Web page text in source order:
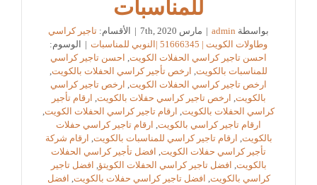
للمناسبات
بواسطة admin
| مارس 7th, 2020 | الأقسام: تاجير كراسي
وطاولات الكويت | 51666345 |النوبي للمناسبات
|
الوسوم:
احسن تاجير كراسي الحفلات الكويت
احسن تاجير كراسي
للمناسبات بالكويت
ارخص تأجير كراسي الحفلات بالكويت
ارخص تاجير كراسي الحفلات الكويت
ارخص تاجير كراسي
بالكويت
ارخص تاجير كراسي حفلات بالكويت
ارقام تأجير
كراسي الحفلات بالكويت
ارقام تاجير كراسي الحفلات الكويت
ارقام تاجير كراسي بالكويت
ارقام تاجير كراسي حفلات
بالكويت
ارقام تاجير كراسي للمناسبات بالكويت
ارقام شركة
تأجير كراسي حفلات الكويت
افضل تأجير كراسي الحفلات
بالكويت
افضل تاجير كراسي الحفلات الكويتؤ
افضل تاجير
كراسي بالكويت
افضل تاجير كراسي حفلات بالكويت
افضل